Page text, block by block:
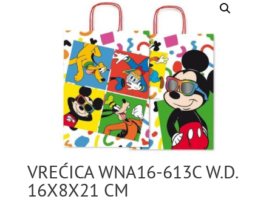
VREĆICA WNA16-613C W.D.
16X8X21 CM